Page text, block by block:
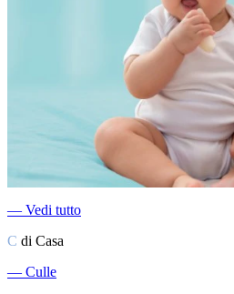
― Vedi tutto
C di Casa
― Culle